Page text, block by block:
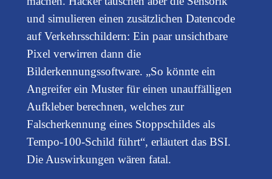
und simulieren einen zusätzlichen Datencode
auf Verkehrsschildern: Ein paar unsichtbare
Pixel verwirren dann die
Bilderkennungssoftware. „So könnte ein
Angreifer ein Muster für einen unauffälligen
Aufkleber berechnen, welches zur
Falscherkennung eines Stoppschildes als
Tempo-100-Schild führt“, erläutert das BSI.
Die Auswirkungen wären fatal.